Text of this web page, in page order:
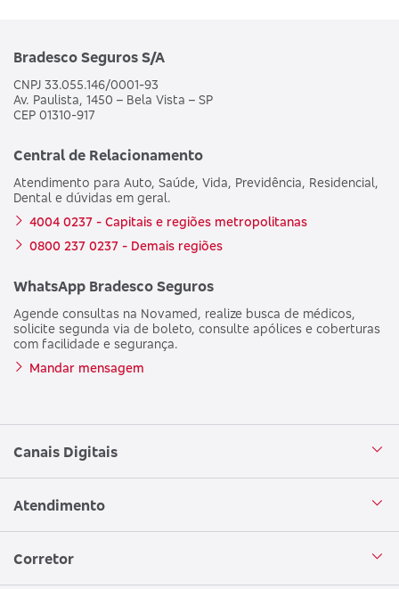
Bradesco Seguros S/A
CNPJ 33.055.146/0001-93
Av. Paulista, 1450 – Bela Vista – SP
CEP 01310-917
Central de Relacionamento
Atendimento para Auto, Saúde, Vida, Previdência, Residencial,
Dental e dúvidas em geral.
4004 0237 - Capitais e regiões metropolitanas
0800 237 0237 - Demais regiões
WhatsApp Bradesco Seguros
Agende consultas na Novamed, realize busca de médicos,
solicite segunda via de boleto, consulte apólices e coberturas
com facilidade e segurança.
Mandar mensagem
Canais Digitais
Aplicativo Bradesco Seguros
WhatsApp
Atendimento
Central de Atendimento
Corretor